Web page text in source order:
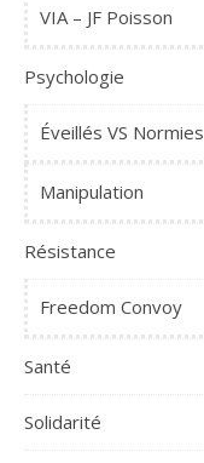
VIA – JF Poisson
Psychologie
Éveillés VS Normies
Manipulation
Résistance
Freedom Convoy
Santé
Solidarité